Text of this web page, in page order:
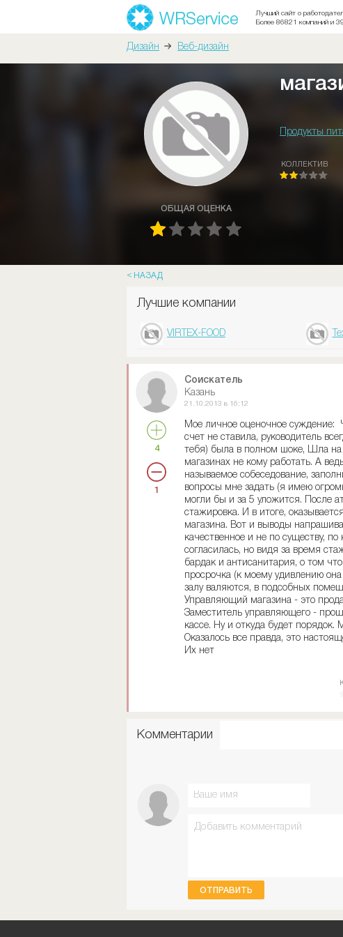
Лучший сайт о
Более 86821 компаний и
Дизайн Веб-дизайн
ОБЩАЯ ОЦЕНКА
Продукты
КОЛЛЕКТИВ
НАЗАД
Лучшие компании
VIRTEX-FOOD
4
1
Соискатель
Казань
21.10.2013 в 16:12
Мое личное оценочное суждение:
счет не ставила, руководитель
тебя) была в полном шоке, Шла на
магазинах не кому работать. А
называемое собеседование,
вопросы мне задать (я имею
могли бы и за 5 уложится. После
стажировка. И в итоге,
магазина. Вот и выводы
качественное и не по существу,
согласилась, но видя за время
бардак и антисанитария, о том
просрочка (к моему удивлению
залу валяются, в подсобных
Управляющий магазина - это
Заместитель управляющего -
кассе. Ну и откуда будет
Оказалось все правда, это
Их нет
Комментарии
ОТПРАВИТЬ